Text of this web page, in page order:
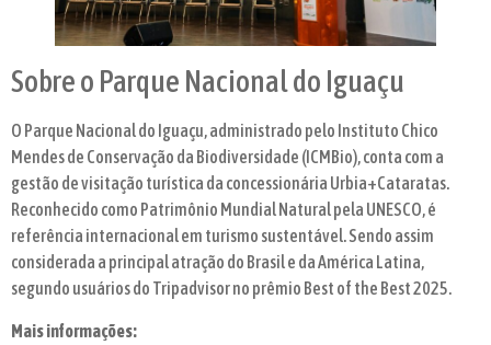
Sobre o Parque Nacional do Iguaçu
O Parque Nacional do Iguaçu, administrado pelo Instituto Chico
Mendes de Conservação da Biodiversidade (ICMBio), conta com a
gestão de visitação turística da concessionária Urbia+Cataratas.
Reconhecido como Patrimônio Mundial Natural pela UNESCO, é
referência internacional em turismo sustentável. Sendo assim
considerada a principal atração do Brasil e da América Latina,
segundo usuários do Tripadvisor no prêmio Best of the Best 2025.
Mais informações: